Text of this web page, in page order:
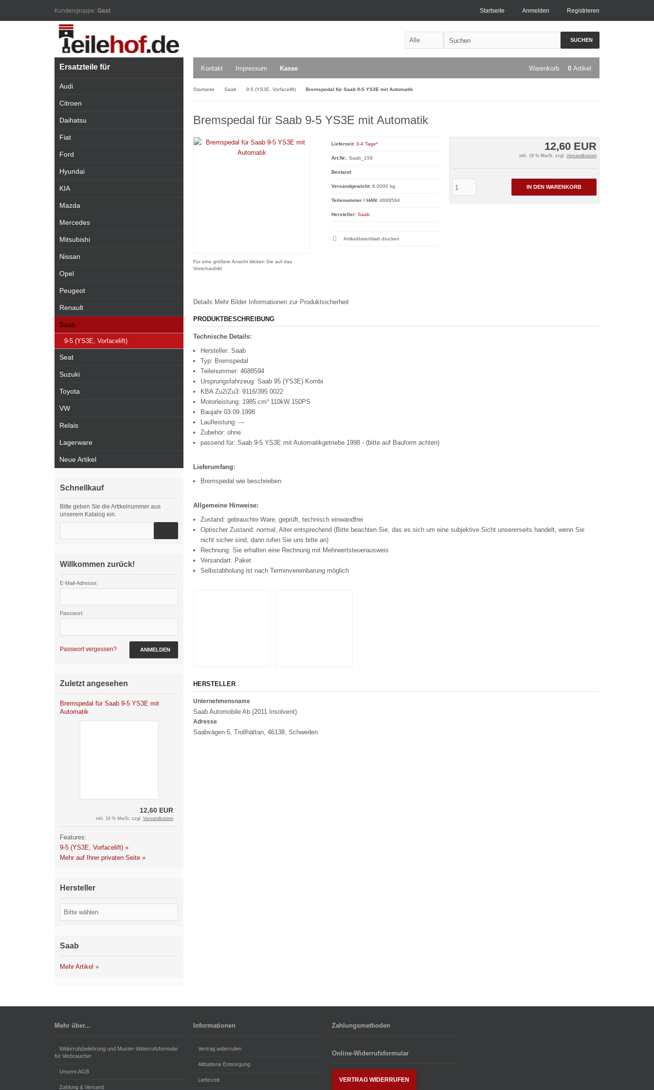
Kundengruppe: Gast Registrieren
Anmelden
Startseite
SUCHEN
Kontakt Impressum Kasse Warenkorb 0 Artikel
Startseite Saab 9-5 (YS3E, Vorfacelift) Bremspedal für Saab 9-5 YS3E mit Automatik
Bremspedal für Saab 9-5 YS3E mit Automatik
Für eine größere Ansicht klicken Sie auf das
Vorschaubild
12,60 EUR
inkl. 19 % MwSt. zzgl. Versandkosten
IN DEN WARENKORB
Lieferzeit: 3-4 Tage*
Art.Nr.: Saab_159
Bestand:
Versandgewicht:6.0000 kg
Teilenummer / HAN:4688594
Hersteller: Saab
Artikeldatenblatt drucken
Details Mehr Bilder Informationen zur Produktsicherheit
PRODUKTBESCHREIBUNG
Technische Details:
Hersteller: Saab
Typ: Bremspedal
Teilenummer: 4688594
Ursprungsfahrzeug: Saab 95 (YS3E) Kombi
KBA Zu2/Zu3: 9116/395 0022
Motorleistung: 1985 cm³ 110kW 150PS
Baujahr 03.09.1998
Laufleistung: ---
Zubehör: ohne
passend für: Saab 9-5 YS3E mit Automatikgetriebe 1998 - (bitte auf Bauform achten)
Lieferumfang:
Bremspedal wie beschrieben
Allgemeine Hinweise:
Zustand: gebrauchte Ware, geprüft, technisch einwandfrei
Optischer Zustand: normal, Alter entsprechend (Bitte beachten Sie, das es sich um eine subjektive Sicht unsererseits handelt, wenn Sie
nicht sicher sind, dann rufen Sie uns bitte an)
Rechnung: Sie erhalten eine Rechnung mit Mehrwertsteuerausweis
Versandart: Paket
Selbstabholung ist nach Terminvereinbarung möglich
HERSTELLER
Unternehmensname
Saab Automobile Ab (2011 Insolvent)
Adresse
Saabvägen 5, Trollhättan, 46138, Schweden
Ersatzteile für
Audi
Citroen
Daihatsu
Fiat
Ford
Hyundai
KIA
Mazda
Mercedes
Mitsubishi
Nissan
Opel
Peugeot
Renault
Saab
9-5 (YS3E, Vorfacelift)
Seat
Suzuki
Toyota
VW
Relais
Lagerware
Neue Artikel
Schnellkauf
Bitte geben Sie die Artikelnummer aus
unserem Katalog ein.
Willkommen zurück!
E-Mail-Adresse:
Passwort:
Passwort vergessen? ANMELDEN
Zuletzt angesehen
Bremspedal für Saab 9-5 YS3E mit
Automatik
12,60 EUR
inkl. 19 % MwSt. zzgl. Versandkosten
Features:
9-5 (YS3E, Vorfacelift) »
Mehr auf Ihrer privaten Seite »
Hersteller
Saab
Mehr Artikel »
Mehr über...
Widerrufsbelehrung und Muster-Widerrufsformular
für Verbraucher
Unsere AGB
Zahlung & Versand
Informationen
Vertrag widerrufen
Altbatterie Entsorgung
Lieferzeit
Zahlungsmethoden
Online-Widerrufsformular
VERTRAG WIDERRUFEN